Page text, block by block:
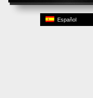
Español